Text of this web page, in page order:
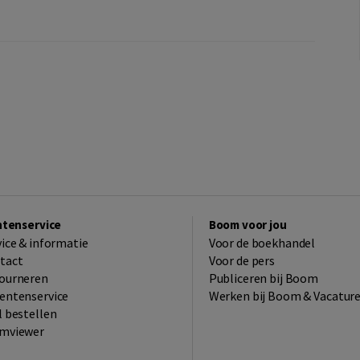
& informatie
bestellen
Boom voor jou
Voor de boekhandel
Voor de pers
Publiceren bij Boom
Werken bij Boom &